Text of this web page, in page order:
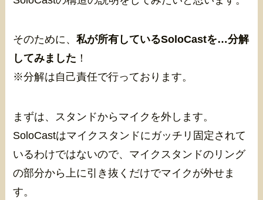
そのために、私が所有しているSoloCastを…分解
してみました ！
※分解は自己責任で行っております。
まずは、スタンドからマイクを外します。
SoloCastはマイクスタンドにガッチリ固定されて
いるわけではないので、マイクスタンドのリング
の部分から上に引き抜くだけでマイクが外せま
す。